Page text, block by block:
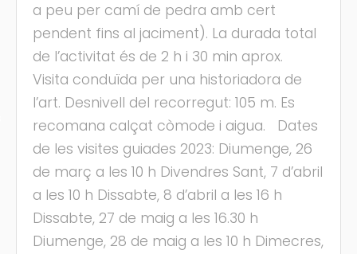
a peu per camí de pedra amb cert
pendent fins al jaciment). La durada total
de l’activitat és de 2 h i 30 min aprox.
Visita conduïda per una historiadora de
l’art. Desnivell del recorregut: 105 m. Es
recomana calçat còmode i aigua. Dates
de les visites guiades 2023: Diumenge, 26
de març a les 10 h Divendres Sant, 7 d’abril
a les 10 h Dissabte, 8 d’abril a les 16 h
Dissabte, 27 de maig a les 16.30 h
Diumenge, 28 de maig a les 10 h Dimecres,